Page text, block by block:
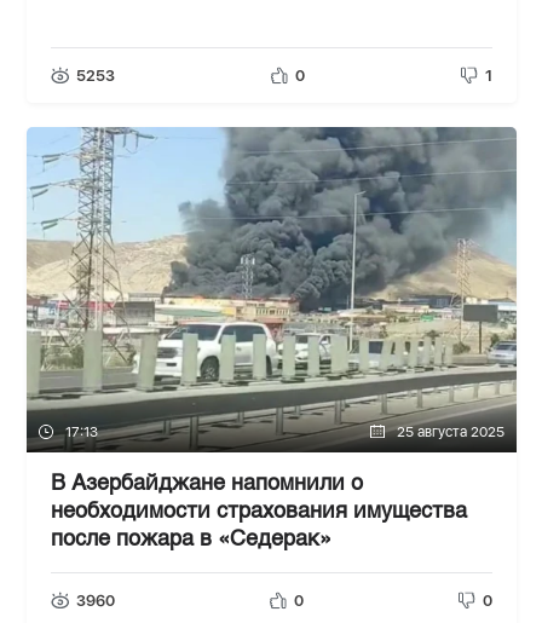
5253 0 1
17:13 25 августа 2025
В Азербайджане напомнили о
необходимости страхования имущества
после пожара в «Седерак»
3960 0 0